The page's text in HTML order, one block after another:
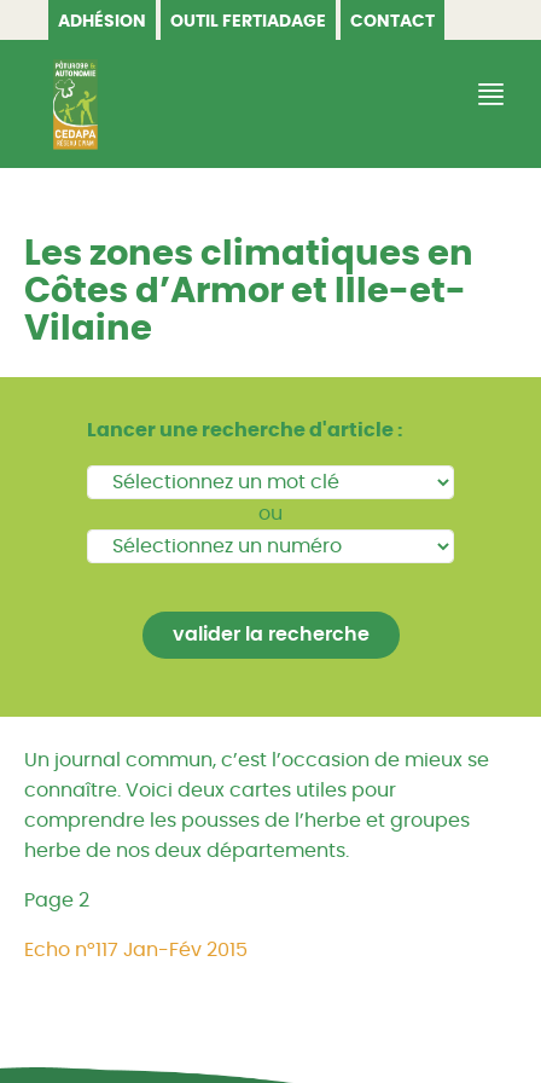
ADHÉSION OUTIL FERTIADAGE CONTACT
CEDAPA
Les zones climatiques en
Côtes d’Armor et Ille-et-
Vilaine
Lancer une recherche d'article :
ou
Un journal commun, c’est l’occasion de mieux se
connaître. Voici deux cartes utiles pour
comprendre les pousses de l’herbe et groupes
herbe de nos deux départements.
Page 2
Echo n°117 Jan-Fév 2015